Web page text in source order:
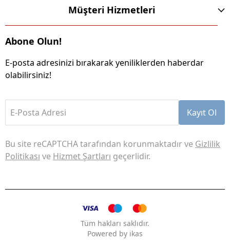
Müşteri Hizmetleri
Abone Olun!
E-posta adresinizi bırakarak yeniliklerden haberdar
olabilirsiniz!
E-Posta Adresi Kayıt Ol
Bu site reCAPTCHA tarafından korunmaktadır ve Gizlilik
Politikası ve Hizmet Şartları geçerlidir.
Tüm hakları saklıdır.
Powered by ikas